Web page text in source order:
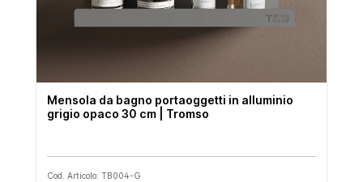
Mensola da bagno portaoggetti in alluminio
grigio opaco 30 cm | Tromso
Cod. Articolo: TB004-G